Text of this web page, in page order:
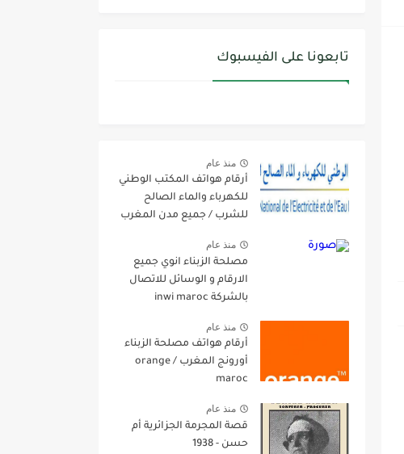
تابعونا على الفيسبوك
منذ عام
أرقام هواتف المكتب الوطني
للكهرباء والماء الصالح
للشرب / جميع مدن المغرب
منذ عام
مصلحة الزبناء انوي جميع
الارقام و الوسائل للاتصال
بالشركة inwi maroc
منذ عام
أرقام هواتف مصلحة الزبناء
أورونج المغرب / orange
maroc
منذ عام
قصة المجرمة الجزائرية أم
حسن - 1938